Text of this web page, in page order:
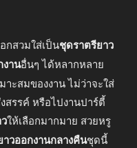
กสวมใส่เป็นชุดราตรียาว
านอื่นๆ ได้หลากหลาย
ะสมของงาน ไม่ว่าจะใส่
สรรค์ หรือไปงานปาร์ตี้
ให้เลือกมากมาย สวยหรู
วออกงานกลางคืนชุดนี้